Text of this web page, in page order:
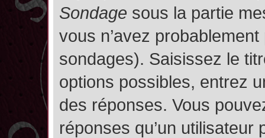
Sondage sous la partie
vous n’avez
sondages). Saisissez le
options possibles, entrez
des réponses. Vous
réponses qu’un